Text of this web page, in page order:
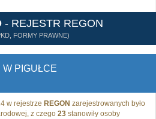
- REJESTR REGON
FORMY PRAWNE)
W PIGUŁCE
w rejestrze REGON zarejestrowanych było
z czego 23 stanowiły osoby